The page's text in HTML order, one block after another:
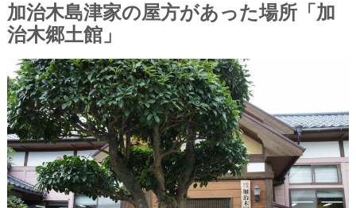
加治木島津家の屋方があった場所「加
治木郷土館」